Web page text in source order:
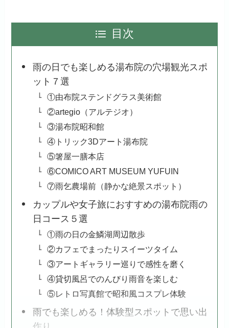
目次
雨の日でも楽しめる湯布院の穴場観光スポ
ット７選
①由布院ステンドグラス美術館
②artegio（アルテジオ）
③湯布院昭和館
④トリック3Dアート湯布院
⑤箸屋一膳本店
⑥COMICO ART MUSEUM YUFUIN
⑦雨乞農場前（静かな絶景スポット）
カップルや女子旅におすすめの湯布院雨の
日コース５選
①雨の日の金鱗湖周辺散歩
②カフェでまったりスイーツタイム
③アートギャラリー巡りで感性を磨く
④貸切風呂でのんびり雨音を楽しむ
⑤レトロ写真館で昭和風コスプレ体験
雨でも楽しめる！体験型スポットで思い出